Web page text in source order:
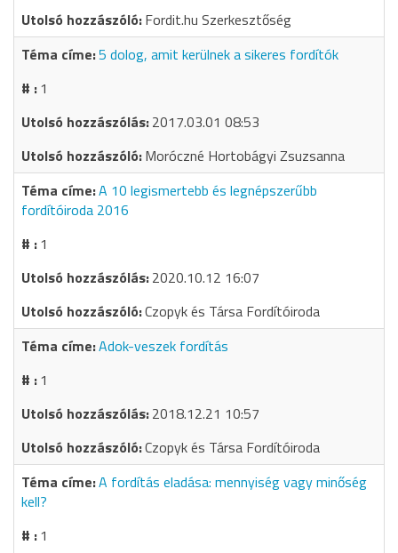
Fordit.hu Szerkesztőség
5 dolog, amit kerülnek a sikeres fordítók
1
2017.03.01 08:53
Moróczné Hortobágyi Zsuzsanna
A 10 legismertebb és legnépszerűbb
fordítóiroda 2016
1
2020.10.12 16:07
Czopyk és Társa Fordítóiroda
Adok-veszek fordítás
1
2018.12.21 10:57
Czopyk és Társa Fordítóiroda
A fordítás eladása: mennyiség vagy minőség
kell?
1